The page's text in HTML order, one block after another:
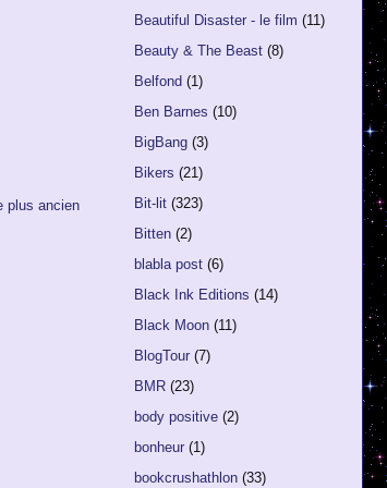
plus ancien
Beautiful Disaster - le film (11)
Beauty & The Beast (8)
Belfond (1)
Ben Barnes (10)
BigBang (3)
Bikers (21)
Bit-lit (323)
Bitten (2)
blabla post (6)
Black Ink Editions (14)
Black Moon (11)
BlogTour (7)
BMR (23)
body positive (2)
bonheur (1)
bookcrushathlon (33)